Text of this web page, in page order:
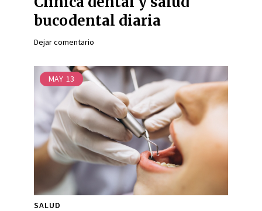
bucodental diaria
Dejar comentario
MAY 13
SALUD